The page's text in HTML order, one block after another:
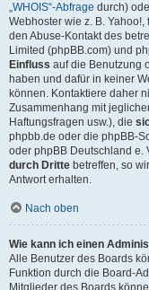
„WHOIS“-Abfrage durch)
Webhoster wie z. B.
den Abuse-Kontakt des
Limited (phpBB.com) und
Einfluss auf die Benutzung
haben und dafür in keiner
können. Kontaktiere daher
Zusammenhang mit
Haftungsfragen usw.), die
phpbb.de oder die phpBB-
oder phpBB Deutschland e.
durch Dritte betreffen, so
Antwort erhalten.
Nach oben
Wie kann ich einen
Alle Benutzer des Boards
Funktion durch die Board-
Mitglieder des Boards